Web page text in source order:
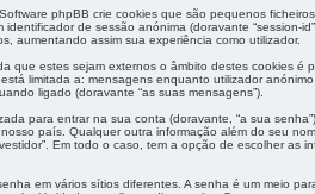
phpBB crie cookies que são pequenos
de sessão anónima (doravante “session-
aumentando assim sua experiência como utilizador.
que estes sejam externos o âmbito destes cookies
limitada a: mensagens enquanto utilizador
ligado (doravante “as suas mensagens”).
para entrar na sua conta (doravante, “a sua
país. Qualquer outra informação além do seu
Em todo o caso, tem a opção de escolher
em vários sítios diferentes. A senha é um meio